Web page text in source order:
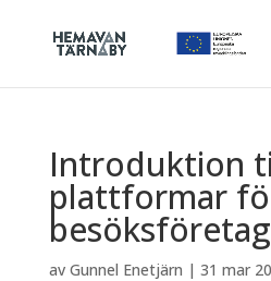
Introduktion
plattformar
besöksföretag
av Gunnel Enetjärn | 31 mar